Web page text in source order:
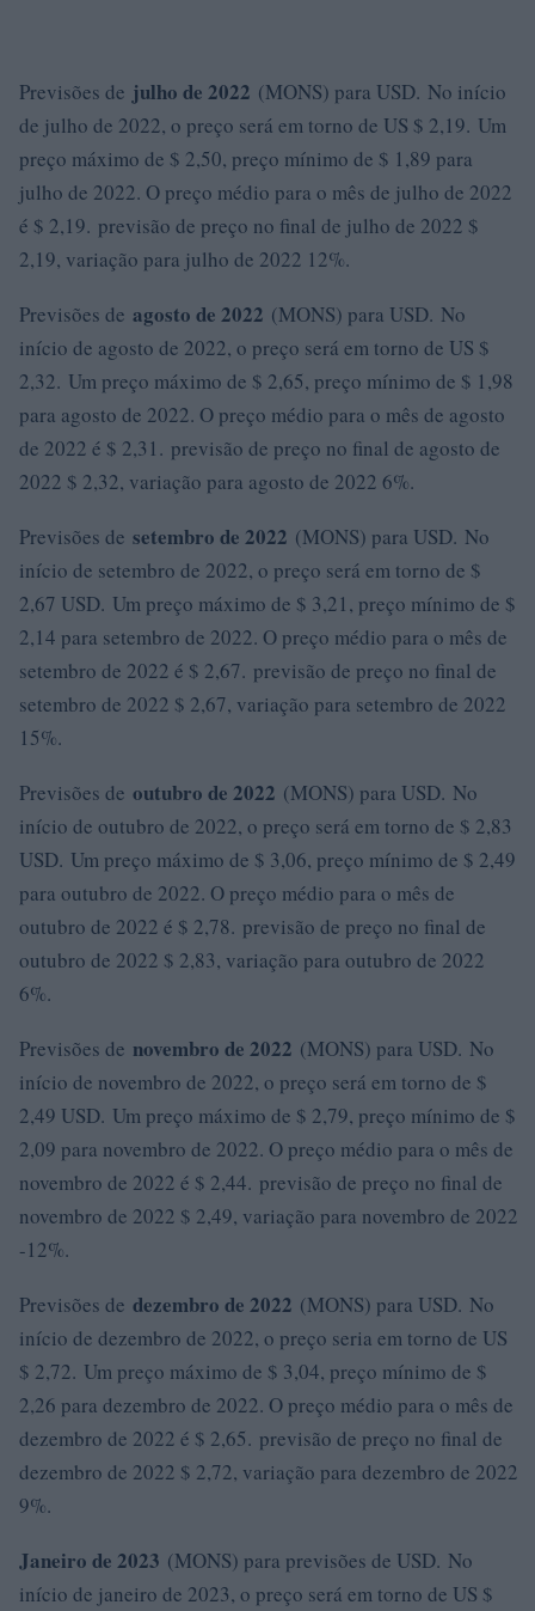
Previsões de julho de 2022 (MONS) para USD. No início
de julho de 2022, o preço será em torno de US $ 2,19. Um
preço máximo de $ 2,50, preço mínimo de $ 1,89 para
julho de 2022. O preço médio para o mês de julho de 2022
é $ 2,19. previsão de preço no final de julho de 2022 $
2,19, variação para julho de 2022 12%.
Previsões de agosto de 2022 (MONS) para USD. No
início de agosto de 2022, o preço será em torno de US $
2,32. Um preço máximo de $ 2,65, preço mínimo de $ 1,98
para agosto de 2022. O preço médio para o mês de agosto
de 2022 é $ 2,31. previsão de preço no final de agosto de
2022 $ 2,32, variação para agosto de 2022 6%.
Previsões de setembro de 2022 (MONS) para USD. No
início de setembro de 2022, o preço será em torno de $
2,67 USD. Um preço máximo de $ 3,21, preço mínimo de $
2,14 para setembro de 2022. O preço médio para o mês de
setembro de 2022 é $ 2,67. previsão de preço no final de
setembro de 2022 $ 2,67, variação para setembro de 2022
15%.
Previsões de outubro de 2022 (MONS) para USD. No
início de outubro de 2022, o preço será em torno de $ 2,83
USD. Um preço máximo de $ 3,06, preço mínimo de $ 2,49
para outubro de 2022. O preço médio para o mês de
outubro de 2022 é $ 2,78. previsão de preço no final de
outubro de 2022 $ 2,83, variação para outubro de 2022
6%.
Previsões de novembro de 2022 (MONS) para USD. No
início de novembro de 2022, o preço será em torno de $
2,49 USD. Um preço máximo de $ 2,79, preço mínimo de $
2,09 para novembro de 2022. O preço médio para o mês de
novembro de 2022 é $ 2,44. previsão de preço no final de
novembro de 2022 $ 2,49, variação para novembro de 2022
-12%.
Previsões de dezembro de 2022 (MONS) para USD. No
início de dezembro de 2022, o preço seria em torno de US
$ 2,72. Um preço máximo de $ 3,04, preço mínimo de $
2,26 para dezembro de 2022. O preço médio para o mês de
dezembro de 2022 é $ 2,65. previsão de preço no final de
dezembro de 2022 $ 2,72, variação para dezembro de 2022
9%.
Janeiro de 2023 (MONS) para previsões de USD. No
início de janeiro de 2023, o preço será em torno de US $